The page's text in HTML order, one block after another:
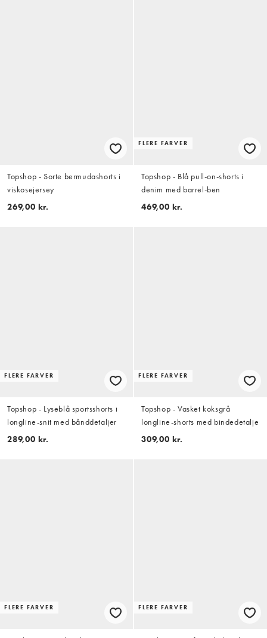
Topshop - Sorte bermudashorts i
viskosejersey
269,00 kr.
FLERE FARVER
Topshop - Blå pull-on-shorts i
denim med barrel-ben
469,00 kr.
FLERE FARVER
Topshop - Lyseblå sportsshorts i
longline-snit med bånddetaljer
289,00 kr.
FLERE FARVER
Topshop - Vasket koksgrå
longline-shorts med bindedetalje
309,00 kr.
FLERE FARVER FLERE FARVER